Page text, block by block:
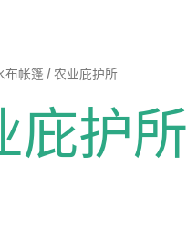
布帐篷 / 农业庇护所
庇护所